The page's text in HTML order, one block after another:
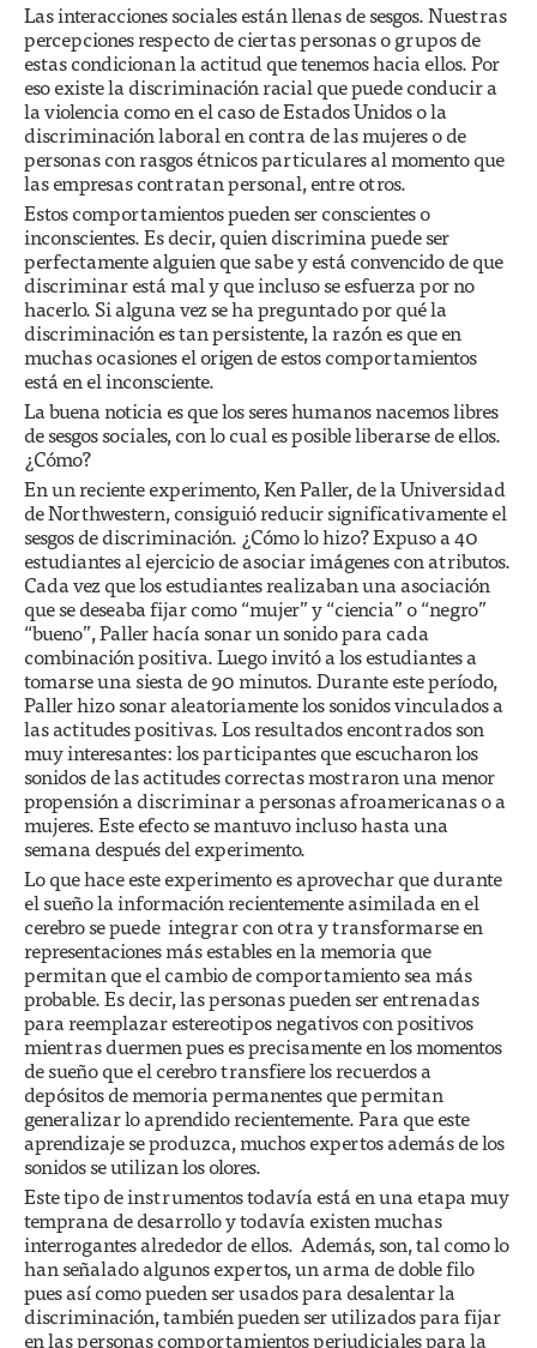
Las interacciones sociales están llenas de sesgos. Nuestras
percepciones respecto de ciertas personas o grupos de
estas condicionan la actitud que tenemos hacia ellos. Por
eso existe la discriminación racial que puede conducir a
la violencia como en el caso de Estados Unidos o la
discriminación laboral en contra de las mujeres o de
personas con rasgos étnicos particulares al momento que
las empresas contratan personal, entre otros.
Estos comportamientos pueden ser conscientes o
inconscientes. Es decir, quien discrimina puede ser
perfectamente alguien que sabe y está convencido de que
discriminar está mal y que incluso se esfuerza por no
hacerlo. Si alguna vez se ha preguntado por qué la
discriminación es tan persistente, la razón es que en
muchas ocasiones el origen de estos comportamientos
está en el inconsciente.
La buena noticia es que los seres humanos nacemos libres
de sesgos sociales, con lo cual es posible liberarse de ellos.
¿Cómo?
En un reciente experimento, Ken Paller, de la Universidad
de Northwestern, consiguió reducir significativamente el
sesgos de discriminación. ¿Cómo lo hizo? Expuso a 40
estudiantes al ejercicio de asociar imágenes con atributos.
Cada vez que los estudiantes realizaban una asociación
que se deseaba fijar como “mujer” y “ciencia” o “negro”
“bueno”, Paller hacía sonar un sonido para cada
combinación positiva. Luego invitó a los estudiantes a
tomarse una siesta de 90 minutos. Durante este período,
Paller hizo sonar aleatoriamente los sonidos vinculados a
las actitudes positivas. Los resultados encontrados son
muy interesantes: los participantes que escucharon los
sonidos de las actitudes correctas mostraron una menor
propensión a discriminar a personas afroamericanas o a
mujeres. Este efecto se mantuvo incluso hasta una
semana después del experimento.
Lo que hace este experimento es aprovechar que durante
el sueño la información recientemente asimilada en el
cerebro se puede integrar con otra y transformarse en
representaciones más estables en la memoria que
permitan que el cambio de comportamiento sea más
probable. Es decir, las personas pueden ser entrenadas
para reemplazar estereotipos negativos con positivos
mientras duermen pues es precisamente en los momentos
de sueño que el cerebro transfiere los recuerdos a
depósitos de memoria permanentes que permitan
generalizar lo aprendido recientemente. Para que este
aprendizaje se produzca, muchos expertos además de los
sonidos se utilizan los olores.
Este tipo de instrumentos todavía está en una etapa muy
temprana de desarrollo y todavía existen muchas
interrogantes alrededor de ellos. Además, son, tal como lo
han señalado algunos expertos, un arma de doble filo
pues así como pueden ser usados para desalentar la
discriminación, también pueden ser utilizados para fijar
en las personas comportamientos perjudiciales para la